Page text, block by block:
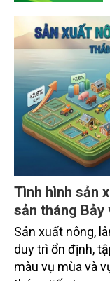
Tình hình sản
sản tháng Bảy
Sản xuất nông,
duy trì ổn định,
màu vụ mùa và